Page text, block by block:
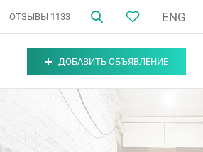
ОТЗЫВЫ 1133 ENG
ДОБАВИТЬ ОБЪЯВЛЕНИЕ